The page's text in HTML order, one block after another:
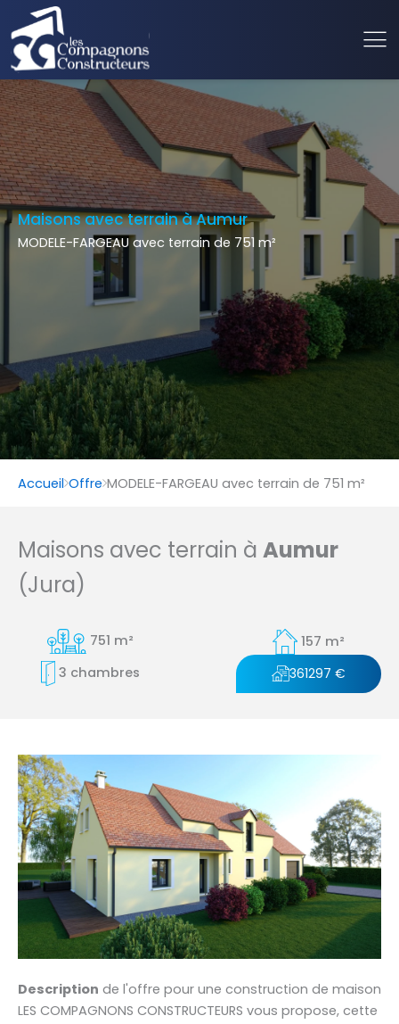
Maisons avec terrain à Aumur
MODELE-FARGEAU avec terrain de 751 m²
Accueil Offre MODELE-FARGEAU avec terrain de 751 m²
Maisons avec terrain à Aumur
(Jura)
751 m²
157 m²
3 chambres
361297 €
Description de l'offre pour une construction de maison
LES COMPAGNONS CONSTRUCTEURS vous propose, cette